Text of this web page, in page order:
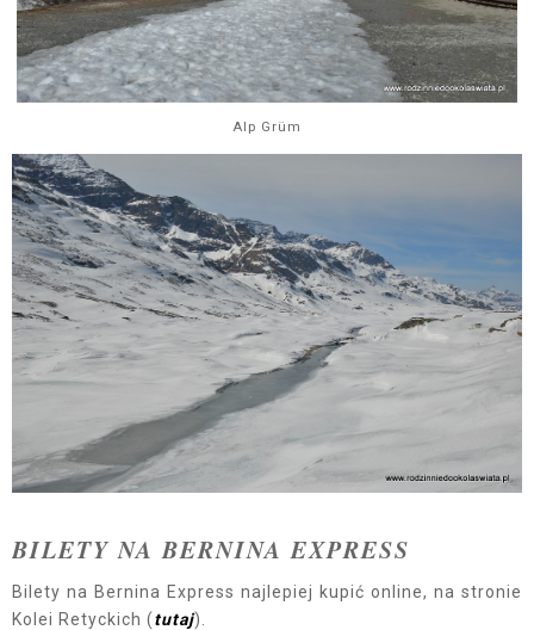
Alp Grüm
BILETY NA BERNINA EXPRESS
Bilety na Bernina Express najlepiej kupić online, na stronie
Kolei Retyckich (tutaj).